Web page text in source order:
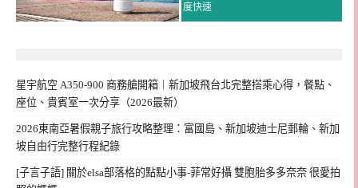
度快速
星宇航空 A350-900 商務艙開箱｜新加坡飛台北完整搭乘心得，餐點、
座位、貴賓室一次分享（2026最新）
2026東南亞暑假親子旅行攻略整理：富國島、新加坡迪士尼郵輪、新加
坡自由行完整行程紀錄
[子言子語] 關於elsa部落格的點點小事-菲常好攝 雙胞胎多多奈奈 很愛拍